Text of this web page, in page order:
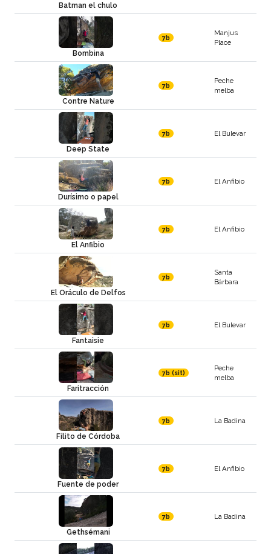
Batman el chulo
Bombina
7b
Manjus
Place
Contre Nature
7b
Peche
melba
Deep State
7b El Bulevar
Durísimo o papel
7b El Anfibio
El Anfibio
7b El Anfibio
El Oráculo de Delfos
7b
Santa
Bárbara
Fantaisie
7b El Bulevar
Faritracción
7b (sit)
Peche
melba
Filito de Córdoba
7b La Badina
Fuente de poder
7b El Anfibio
Gethsémani
7b La Badina